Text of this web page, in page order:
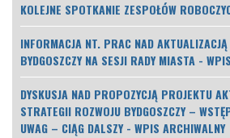
KOLEJNE SPOTKANIE ZESPOŁÓW
INFORMACJA NT. PRAC NAD
BYDGOSZCZY NA SESJI RADY MIASTA -
DYSKUSJA NAD PROPOZYCJĄ PROJEKTU
STRATEGII ROZWOJU BYDGOSZCZY –
UWAG – CIĄG DALSZY - WPIS ARCHIWALNY